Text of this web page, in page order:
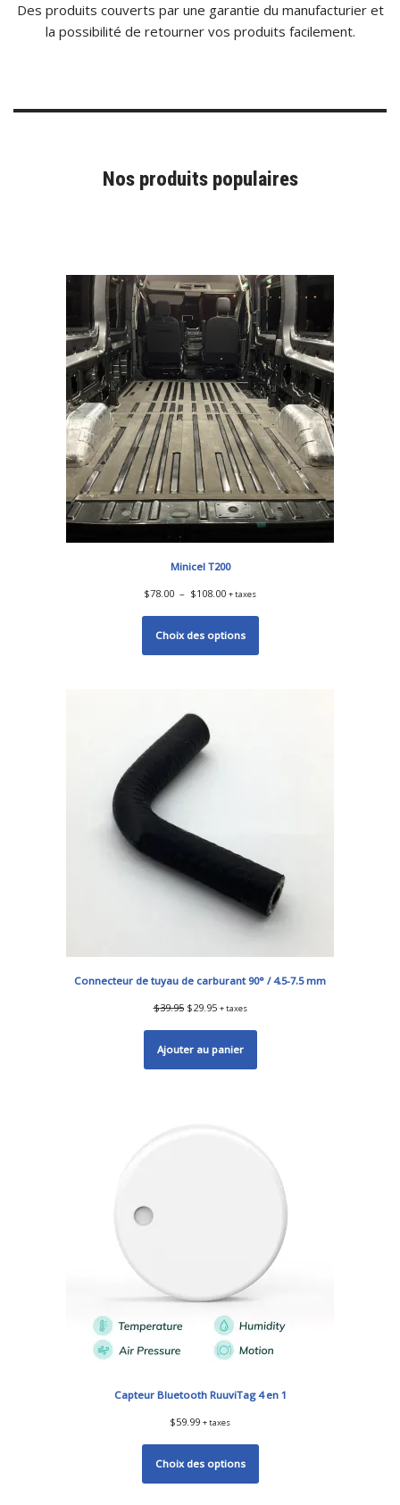
Des produits couverts par une garantie du manufacturier et
la possibilité de retourner vos produits facilement.
Nos produits populaires
Minicel T200
$78.00 – $108.00 + taxes
Choix des options
Connecteur de tuyau de carburant 90° / 4.5-7.5 mm
$39.95 $29.95 + taxes
Ajouter au panier
Capteur Bluetooth RuuviTag 4 en 1
$59.99 + taxes
Choix des options